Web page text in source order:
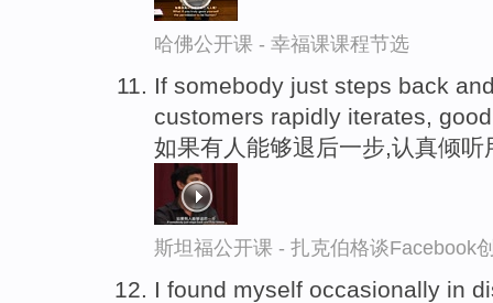
哈佛公开课 - 幸福课课程节选
If somebody just steps back
customers rapidly iterates,
如果有人能够退后一步,认真倾
斯坦福公开课 - 扎克伯格谈Facebook
I found myself occasionally in